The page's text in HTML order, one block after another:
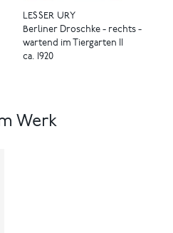
LESSER URY
Berliner Droschke - rechts -
wartend im Tiergarten II
ca. 1920
Werk